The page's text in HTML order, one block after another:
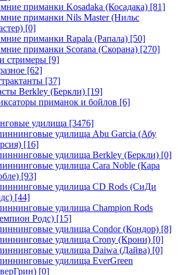
приманки Kosadaka (Косадака) [81]
приманки Nils Master (Нильс
[0]
приманки Rapala (Рапала) [50]
приманки Scorana (Скорана) [270]
стримеры [9]
[62]
[37]
Berkley (Беркли) [19]
приманок и бойлов [6]
удилища [3476]
удилища Abu Garcia (Абу
[16]
удилища Berkley (Беркли) [0]
удилища Cara Noble (Кара
[93]
удилища CD Rods (СиДи
[44]
удилища Champion Rods
Родс) [15]
удилища Condor (Кондор) [8]
удилища Crony (Крони) [0]
удилища Daiwa (Дайва) [0]
удилища EverGreen
[0]